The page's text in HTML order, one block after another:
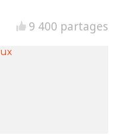
9 400 partages